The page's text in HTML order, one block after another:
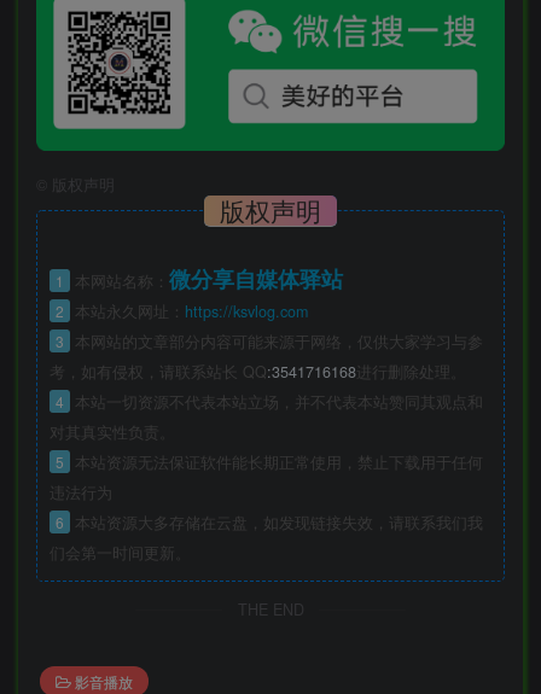
版权声明
版权声明
1 本网站名称： 微分享自媒体驿站
2 本站永久网址： https://ksvlog.com
3
本网站的文章部分内容可能来源于网络，仅供大家学习与参
考，如有侵权，请联系站长 QQ:3541716168进行删除处理。
4
本站一切资源不代表本站立场，并不代表本站赞同其观点和
对其真实性负责。
5
本站资源无法保证软件能长期正常使用，禁止下载用于任何
违法行为
6
本站资源大多存储在云盘，如发现链接失效，请联系我们我
们会第一时间更新。
THE END
影音播放